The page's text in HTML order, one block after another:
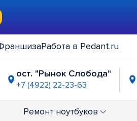
Работа в Pedant.ru
ост. "Рынок Слобода"
+7 (4922) 22-23-63
Ремонт ноутбуков